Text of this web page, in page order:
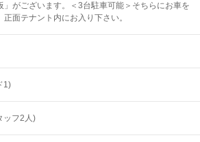
」がございます。＜3台駐車可能＞そちらにお車を
正面テナント内にお入り下さい。
1)
ッフ2人)